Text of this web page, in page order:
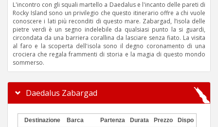
L'incontro con gli squali martello a Daedalus e l'incanto delle pareti di
Rocky Island sono un privilegio che questo itinerario offre a chi vuole
conoscere i lati più reconditi di questo mare. Zabargad, l’isola delle
pietre verdi è un segno indelebile da qualsiasi punto la si guardi,
circondata da una barriera corallina da lasciare senza fiato. La visita
al faro e la scoperta dell'isola sono il degno coronamento di una
crociera che regala frammenti di storia e la magia di questo mondo
sommerso.
Daedalus Zabargad
Destinazione Barca Partenza Durata Prezzo Dispo